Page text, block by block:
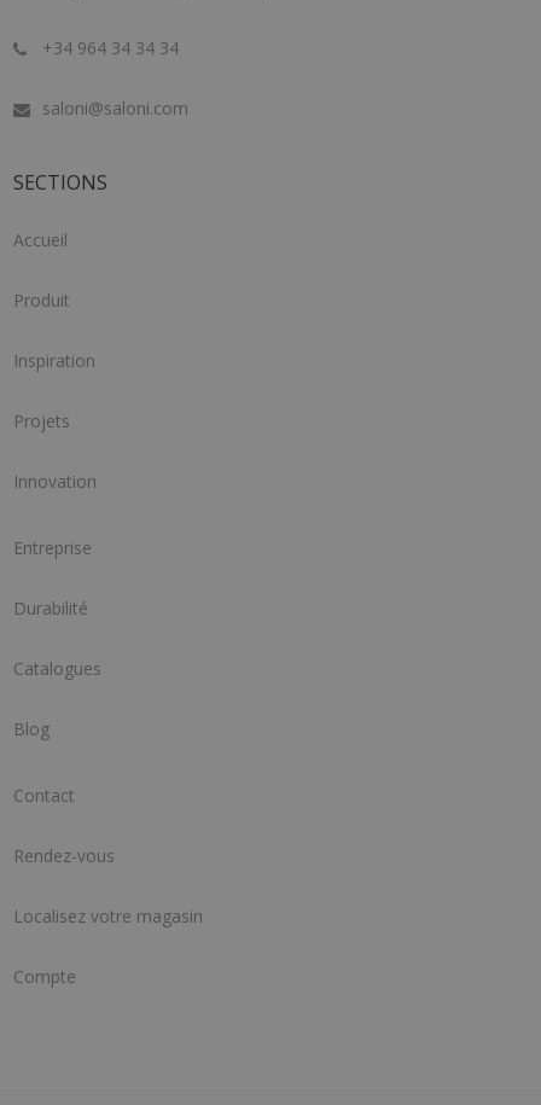
+34 964 34 34 34
saloni@saloni.com
SECTIONS
Accueil
Produit
Inspiration
Projets
Innovation
Entreprise
Durabilité
Catalogues
Blog
Contact
Rendez-vous
Localisez votre magasin
Compte